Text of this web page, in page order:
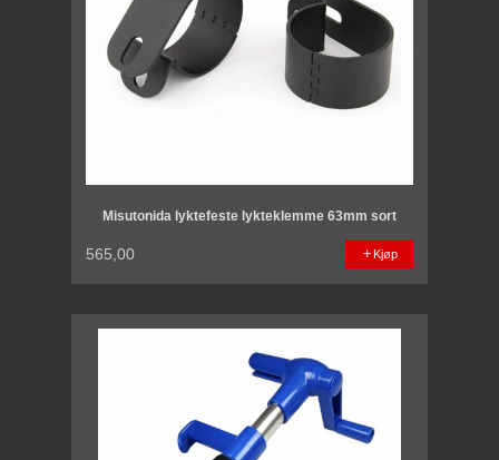
Misutonida lyktefeste lykteklemme 63mm sort
565,00 Kjøp